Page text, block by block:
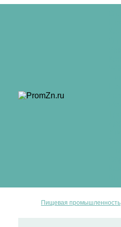
Пищевая промышленность